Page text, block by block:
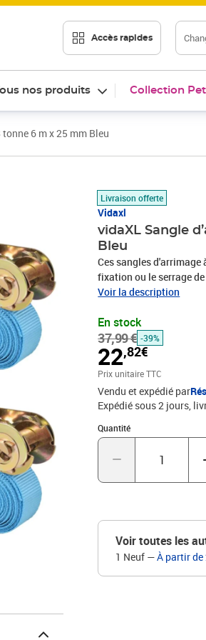
Accès rapides
nos produits Collection
6 m x 25 mm Bleu
Livraison offerte
Vidaxl
vidaXL Sangle
Bleu
Ces sangles
fixation ou le serrage
solides et robustes sont
répondre à la norme
faciles à utiliser et à
transport afin de
sangles d'arrimage à
: 25 mmCapacité
EN-12195-2La
Voir la description
En stock
37,99 €
Prix barré 37,99 €
-39%
22,82€
Prix 22,82€
Prix unitaire TTC
Vendu et expédié par
Expédié sous 2 jours
Quantité
Quantité : 1
Voir toutes les
1 Neuf —À partir de